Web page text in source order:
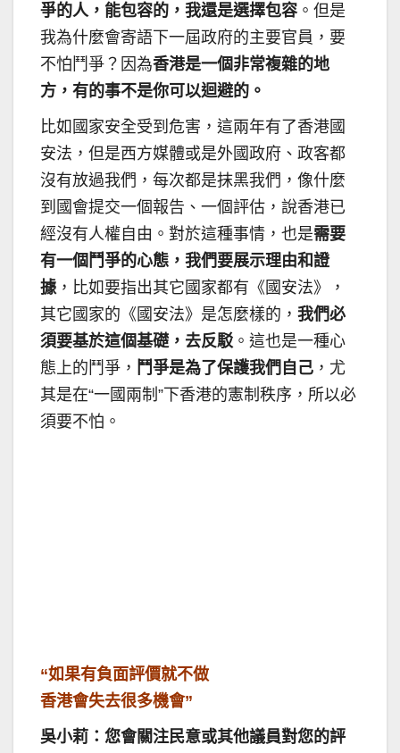
爭的人，能包容的，我還是選擇包容 。但是
我為什麼會寄語下一屆政府的主要官員，要
不怕鬥爭？因為香港是一個非常複雜的地
方，有的事不是你可以迴避的。
比如國家安全受到危害，這兩年有了香港國
安法，但是西方媒體或是外國政府、政客都
沒有放過我們，每次都是抹黑我們，像什麼
到國會提交一個報告、一個評估，說香港已
經沒有人權自由。對於這種事情，也是需要
有一個鬥爭的心態，我們要展示理由和證
據 ，比如要指出其它國家都有《國安法》，
其它國家的《國安法》是怎麼樣的， 我們必
須要基於這個基礎，去反駁 。這也是一種心
態上的鬥爭， 鬥爭是為了保護我們自己 ，尤
其是在“一國兩制”下香港的憲制秩序，所以必
須要不怕。
“如果有負面評價就不做
香港會失去很多機會”
吳小莉：您會關注民意或其他議員對您的評